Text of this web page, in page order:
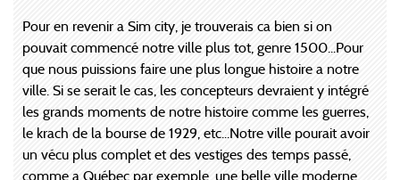
Pour en revenir a Sim city, je trouverais ca bien si on
pouvait commencé notre ville plus tot, genre 1500...Pour
que nous puissions faire une plus longue histoire a notre
ville. Si se serait le cas, les concepteurs devraient y intégré
les grands moments de notre histoire comme les guerres,
le krach de la bourse de 1929, etc...Notre ville pourait avoir
un vécu plus complet et des vestiges des temps passé,
comme a Québec par exemple, une belle ville moderne,